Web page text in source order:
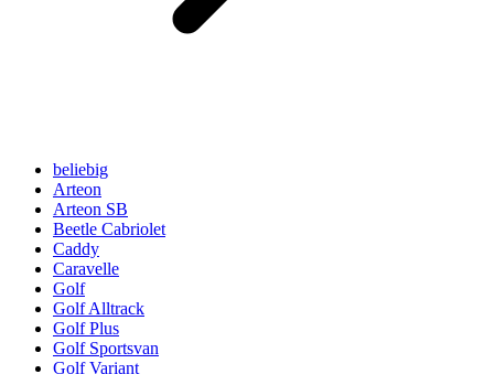
beliebig
Arteon
Arteon SB
Beetle Cabriolet
Caddy
Caravelle
Golf
Golf Alltrack
Golf Plus
Golf Sportsvan
Golf Variant